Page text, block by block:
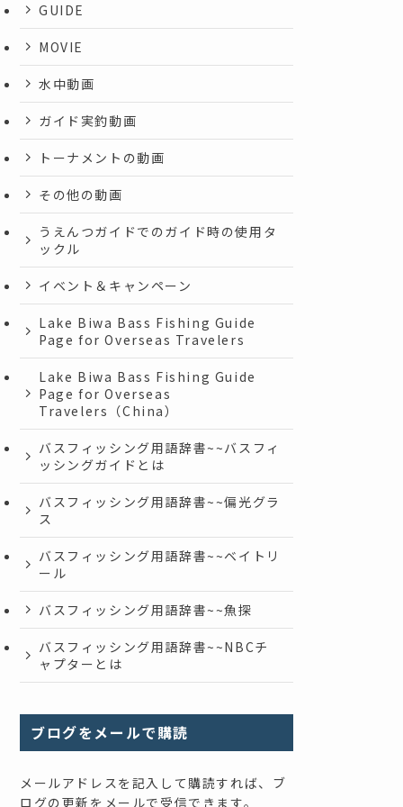
GUIDE
MOVIE
水中動画
ガイド実釣動画
トーナメントの動画
その他の動画
うえんつガイドでのガイド時の使用タ
ックル
イベント＆キャンペーン
Lake Biwa Bass Fishing Guide
Page for Overseas Travelers
Lake Biwa Bass Fishing Guide
Page for Overseas
Travelers（China）
バスフィッシング用語辞書~~バスフィ
ッシングガイドとは
バスフィッシング用語辞書~~偏光グラ
ス
バスフィッシング用語辞書~~ベイトリ
ール
バスフィッシング用語辞書~~魚探
バスフィッシング用語辞書~~NBCチ
ャプターとは
ブログをメールで購読
メールアドレスを記入して購読すれば、ブ
ログの更新をメールで受信できます。